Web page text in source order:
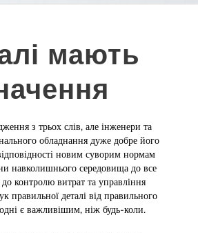
мають
з трьох слів, але інженери та
обладнання дуже добре його
новим суворим нормам
навколишнього середовища до все
контролю витрат та управління
правильної деталі від правильного
є важливішим, ніж будь-коли.